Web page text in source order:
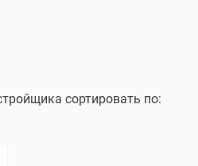
сортировать по: